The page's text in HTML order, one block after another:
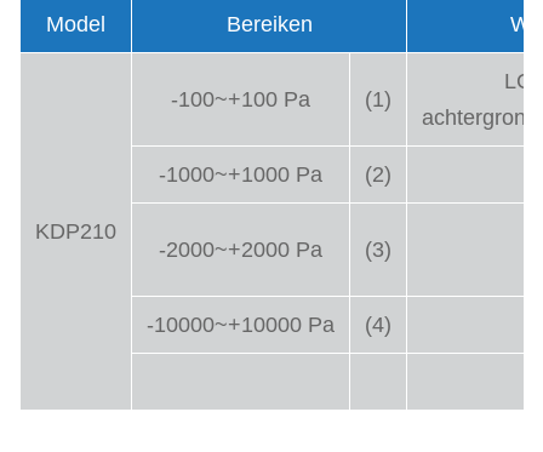
Model Bereiken
KDP210
-100~+100 Pa (1)
-1000~+1000 Pa (2)
-2000~+2000 Pa (3)
-10000~+10000 Pa (4)